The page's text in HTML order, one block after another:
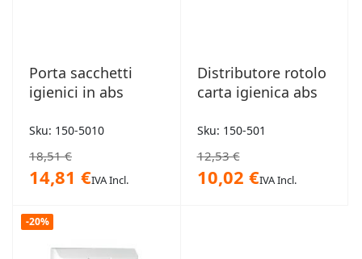
Porta sacchetti
igienici in abs
Sku: 150-5010
18,51 €
14,81 €IVA Incl.
Distributore rotolo
carta igienica abs
Sku: 150-501
12,53 €
10,02 €IVA Incl.
-20%